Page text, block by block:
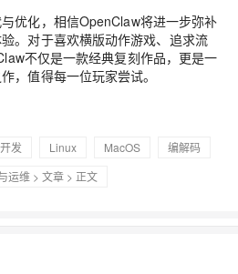
优化，相信OpenClaw将进一步弥补
。对于喜欢横版动作游戏、追求流
不仅是一款经典复刻作品，更是一
，值得每一位玩家尝试。
发 Linux MacOS
编解码
运维 > 文章 > 正文